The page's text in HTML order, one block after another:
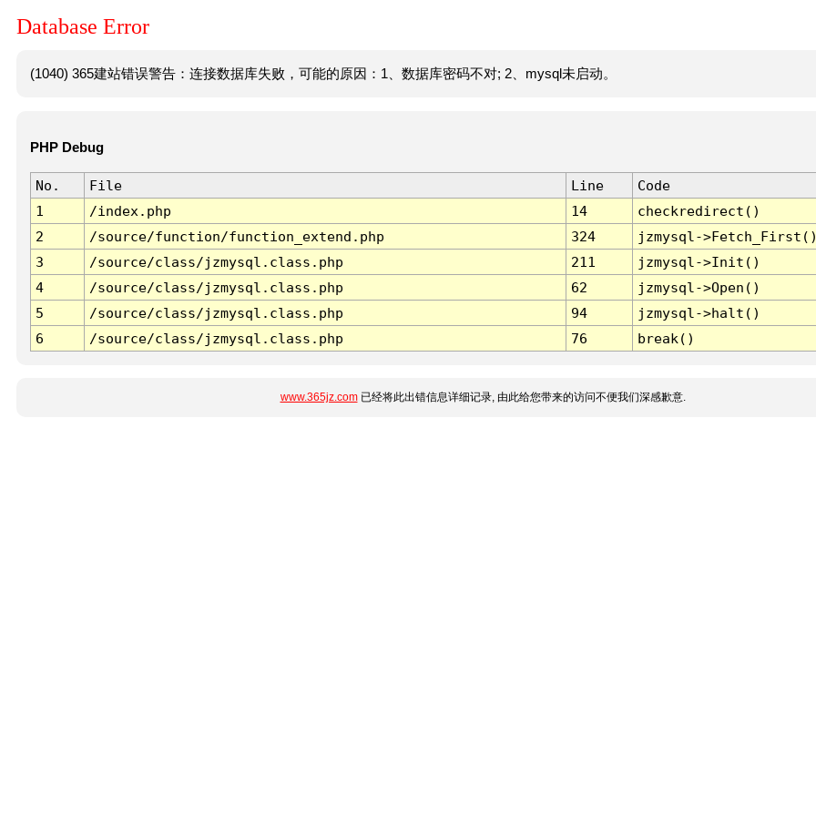
Database Error
(1040) 365建站错误警告：连接数据库失败，可能的原因：1、数据库密码不对; 2、mysql未启动。
PHP Debug
No. File Line
Code
1
/index.php 14
checkredirect()
2
/source/function/function_extend.php 324
jzmysql-
3
/source/class/jzmysql.class.php 211
jzmysql->Init()
4
/source/class/jzmysql.class.php 62
jzmysql->Open()
5
/source/class/jzmysql.class.php 94
jzmysql->halt()
6
/source/class/jzmysql.class.php 76 break()
www.365jz.com已经将此出错信息详细记录, 由此给您带来的访问不便我们深感歉意.